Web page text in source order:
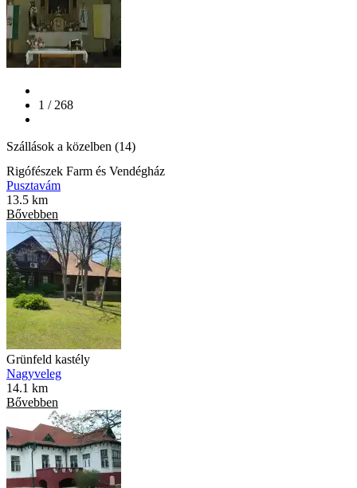
1 / 268
Szállások a közelben (14)
Rigófészek Farm és Vendégház
Pusztavám
13.5 km
Bővebben
Grünfeld kastély
Nagyveleg
14.1 km
Bővebben